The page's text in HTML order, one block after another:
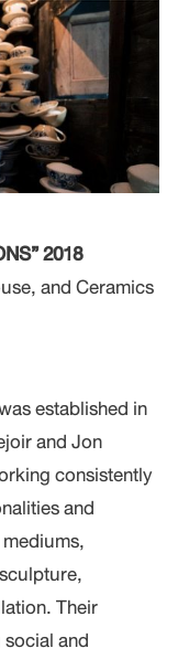
2018
and Ceramics
established in
and Jon
consistently
and
Their
and